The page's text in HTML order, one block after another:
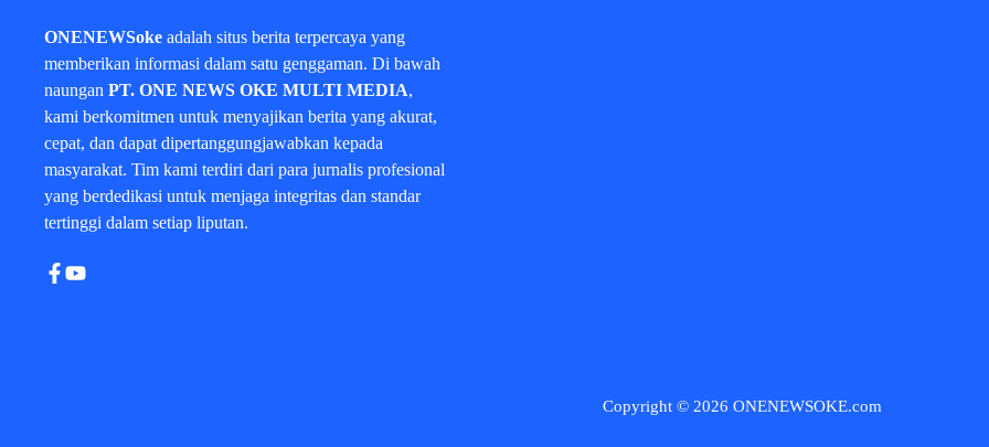
ONENEWSoke adalah situs berita terpercaya yang
memberikan informasi dalam satu genggaman. Di bawah
naungan PT. ONE NEWS OKE MULTI MEDIA,
kami berkomitmen untuk menyajikan berita yang akurat,
cepat, dan dapat dipertanggungjawabkan kepada
masyarakat. Tim kami terdiri dari para jurnalis profesional
yang berdedikasi untuk menjaga integritas dan standar
tertinggi dalam setiap liputan.
Copyright © 2026 ONENEWSOKE.com